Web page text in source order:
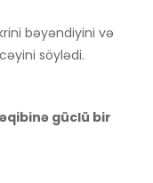
bəyəndiyini və
söylədi.
güclü bir